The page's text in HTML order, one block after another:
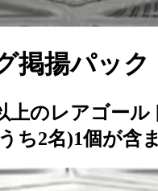
掲揚パック
上のレアゴール
ち2名)1個が含